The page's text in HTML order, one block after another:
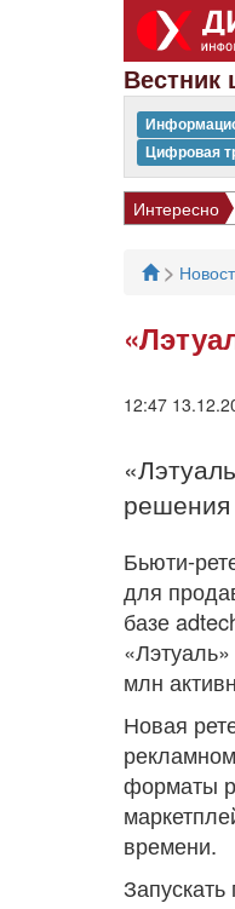
Цифровая
Интересно
>
12:47
Бьюти-
для
базе
млн
Новая
форматы
времени.